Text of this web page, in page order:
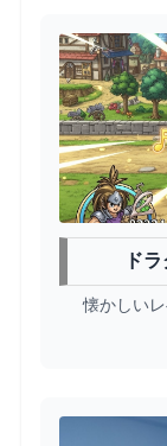
ド
懐かしい